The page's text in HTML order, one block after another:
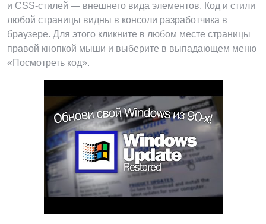
и CSS-стилей — внешнего вида элементов. Код и стили
любой страницы видны в консоли разработчика в
браузере. Для этого кликните в любом месте страницы
правой кнопкой мыши и выберите в выпадающем меню
«Посмотреть код».